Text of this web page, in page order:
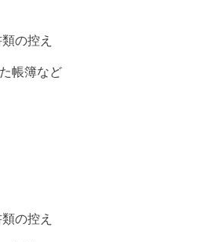
の控え
帳簿など
の控え